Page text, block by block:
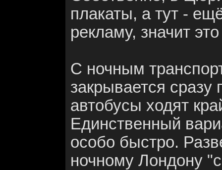
плакаты, а тут -
рекламу, значит
С ночным
закрывается
автобусы ходят
Единственный
особо быстро.
ночному Лондону